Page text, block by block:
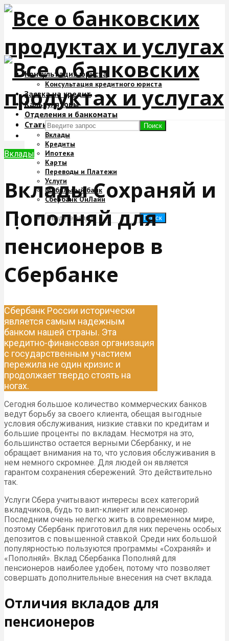
Консультация юриста
Консультация кредитного юриста
Заявка на кредит
Калькуляторы
Отделения и банкоматы
Статьи
Вклады
Кредиты
Ипотека
Карты
Переводы и Платежи
Услуги
Мобильный банк
Сбербанк ОнЛайн
Поиск
Поиск
Вклады
Вклады Сохраняй и
Пополняй для
пенсионеров в
Сбербанке
Сбербанк России исторически
является самым надежным
банком нашей страны. Эта
кредитно-финансовая организация
с государственным участием
пережила не один кризис и
продолжает твердо стоять на
ногах.
Сегодня большое количество коммерческих банков
ведут борьбу за своего клиента, обещая выгодные
условия обслуживания, низкие ставки по кредитам и
большие проценты по вкладам. Несмотря на это,
большинство остается верными Сбербанку, и не
обращает внимания на то, что условия обслуживания в
нем немного скромнее. Для людей он является
гарантом сохранения сбережений. Это действительно
так.
Услуги Сбера учитывают интересы всех категорий
вкладчиков, будь то вип-клиент или пенсионер.
Последним очень нелегко жить в современном мире,
поэтому Сбербанк приготовил для них перечень особых
депозитов с повышенной ставкой. Среди них большой
популярностью пользуются программы «Сохраняй» и
«Пополняй». Вклад Сбербанка Пополняй для
пенсионеров наиболее удобен, потому что позволяет
совершать дополнительные внесения на счет вклада.
Отличия вкладов для
пенсионеров